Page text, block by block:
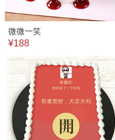
微微一笑
¥188